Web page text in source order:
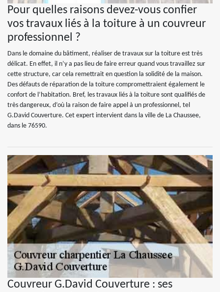
Pour quelles raisons devez-vous confier
vos travaux liés à la toiture à un couvreur
professionnel ?
Dans le domaine du bâtiment, réaliser de travaux sur la toiture est très
délicat. En effet, il n’y a pas lieu de faire erreur quand vous travaillez sur
cette structure, car cela remettrait en question la solidité de la maison.
Des défauts de réparation de la toiture compromettraient également le
confort de l’habitation. Bref, les travaux liés à la toiture sont qualifiés de
très dangereux, d’où la raison de faire appel à un professionnel, tel
G.David Couverture. Cet expert intervient dans la ville de La Chaussee,
dans le 76590.
Couvreur G.David Couverture : ses